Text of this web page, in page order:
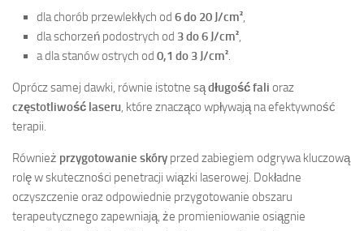
dla chorób przewlekłych od 6 do 20 J/cm²,
dla schorzeń podostrych od 3 do 6 J/cm²,
a dla stanów ostrych od 0,1 do 3 J/cm².
Oprócz samej dawki, równie istotne sądługość fali oraz
częstotliwość laseru, które znacząco wpływają na efektywność
terapii.
Również przygotowanie skóry przed zabiegiem odgrywa kluczową
rolę w skuteczności penetracji wiązki laserowej. Dokładne
oczyszczenie oraz odpowiednie przygotowanie obszaru
terapeutycznego zapewniają, że promieniowanie osiągnie